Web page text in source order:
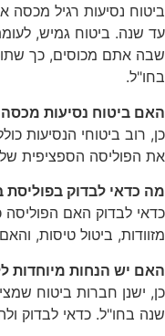
ביטוח נסיעות רגיל
עד שנה. ביטוח גמיש,
שבה אתם מכוסים, כך
בחו"ל.
האם ביטוח נסיעות
כן, רוב ביטוחי הנסיעות
את הפוליסה הספציפית
מה כדאי לבדוק בפוליסת
כדאי לבדוק האם הפוליסה
מזוודות, ביטול טיסות,
האם יש הנחות מיוחדות
כן, ישנן חברות ביטוח
שנה בחו"ל. כדאי לבדוק